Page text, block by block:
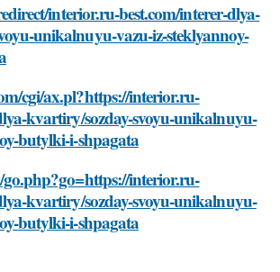
interior.ru-best.com/interer-dlya-
unikalnuyu-vazu-iz-steklyannoy-
cgi/ax.pl?https://interior.ru-
kvartiry/sozday-svoyu-unikalnuyu-
butylki-i-shpagata
interior.ru-
kvartiry/sozday-svoyu-unikalnuyu-
butylki-i-shpagata